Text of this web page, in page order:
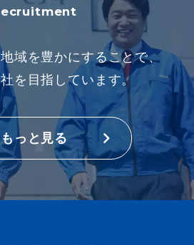
域を豊かにすることで、
を目指しています。
もっと見る